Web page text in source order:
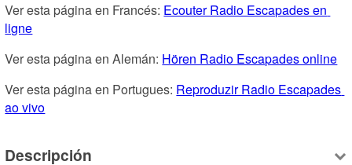
Ver esta página en Francés: Ecouter Radio Escapades en
ligne
Ver esta página en Alemán: Hören Radio Escapades online
Ver esta página en Portugues: Reproduzir Radio Escapades
ao vivo
Descripción